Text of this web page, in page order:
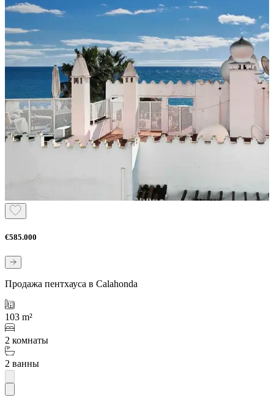
€585.000
Продажа пентхауса в Calahonda
103 m²
2 комнаты
2 ванны